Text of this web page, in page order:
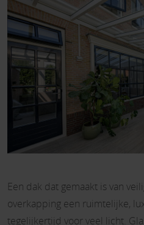
Een dak dat gemaakt is van
overkapping een ruimtelijke,
tegelijkertijd voor veel licht.